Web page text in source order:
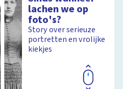
lachen we op
foto's?
Story over serieuze
portretten en vrolijke
kiekjes